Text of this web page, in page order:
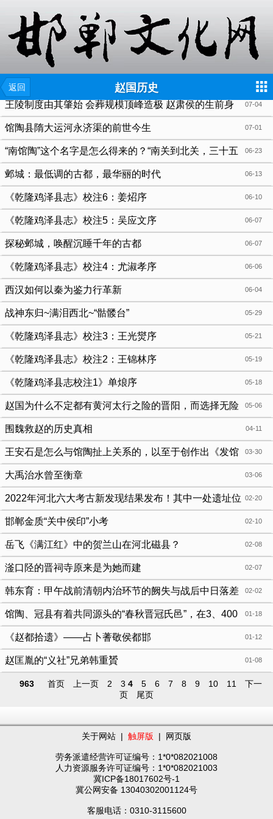
返回 赵国历史
07-04
王陵制度由其肇始 会葬规模顶峰造极 赵肃侯的生前身
后名 07-01
馆陶县隋大运河永济渠的前世今生
06-23
“南馆陶”这个名字是怎么得来的？“南关到北关，三十五
里宽”是啥意思？ 06-13
邺城：最低调的古都，最华丽的时代
06-10
《乾隆鸡泽县志》校注6：姜炤序
06-07
《乾隆鸡泽县志》校注5：吴应文序
06-07
探秘邺城，唤醒沉睡千年的古都
06-06
《乾隆鸡泽县志》校注4：尤淑孝序
06-04
西汉如何以秦为鉴力行革新
05-29
战神东归~满泪西北~“骷髅台”
05-21
《乾隆鸡泽县志》校注3：王光爕序
05-19
《乾隆鸡泽县志》校注2：王锦林序
05-18
《乾隆鸡泽县志校注1》单烺序
05-06
赵国为什么不定都有黄河太行之险的晋阳，而选择无险
可守的邯郸？ 04-11
围魏救赵的历史真相
03-30
王安石是怎么与馆陶扯上关系的，以至于创作出《发馆
陶》等两首诗？ 03-06
大禹治水曾至衡章
02-20
2022年河北六大考古新发现结果发布！其中一处遗址位
于邯郸 02-10
邯郸金质“关中侯印”小考
02-08
岳飞《满江红》中的贺兰山在河北磁县？
02-07
滏口陉的晋祠寺原来是为她而建
02-02
韩东育：甲午战前清朝内治环节的阙失与战后中日落差
分析 01-18
馆陶、冠县有着共同源头的“春秋晋冠氏邑”，在3、400
年时间的历史跨度中，究竟设于哪年？ 01-12
《赵都拾遗》——占卜蓍敬侯都邯
01-08
赵匡胤的“义社”兄弟韩重贇
963 首页 上一页 2 3 4 5 6 7 8 9 10 11
下一
页
尾页
关于网站 | 触屏版 | 网页版
劳务派遣经营许可证编号：1*0*082021008
人力资源服务许可证编号：1*0*082021003
冀ICP备18017602号-1
冀公网安备 13040302001124号
客服电话：0310-3115600